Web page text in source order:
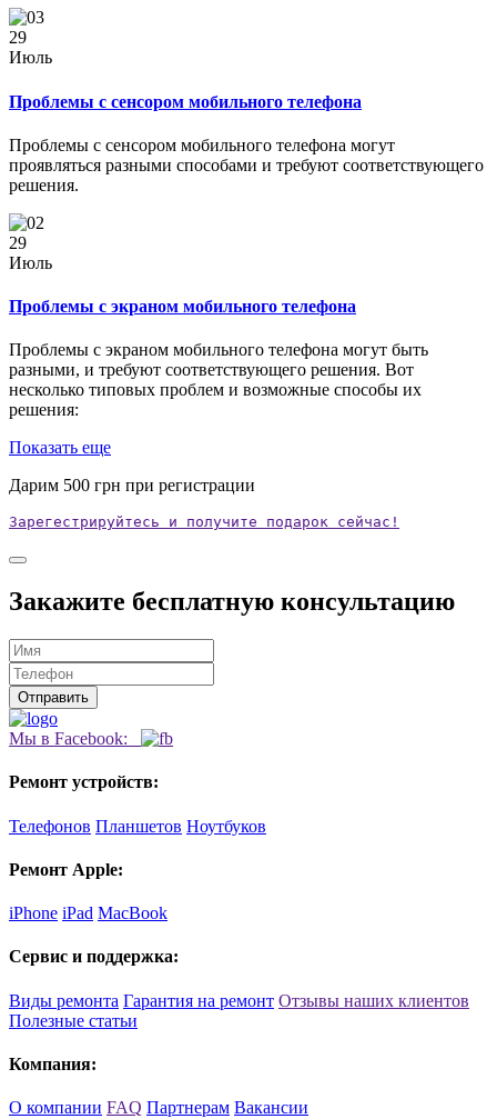
29
Июль
Проблемы с сенсором мобильного телефона
Проблемы с сенсором мобильного телефона могут
проявляться разными способами и требуют соответствующего
решения.
29
Июль
Проблемы с экраном мобильного телефона
Проблемы с экраном мобильного телефона могут быть
разными, и требуют соответствующего решения. Вот
несколько типовых проблем и возможные способы их
решения:
Показать еще
Дарим 500 грн при регистрации
Зарегестрируйтесь и получите подарок сейчас!
Закажите бесплатную консультацию
Мы в Facebook:
Ремонт устройств:
Телефонов Планшетов Ноутбуков
Ремонт Apple:
iPhone iPad MacBook
Сервис и поддержка:
Виды ремонта Гарантия на ремонт Отзывы наших клиентов
Полезные статьи
Компания:
О компании FAQ Партнерам Вакансии